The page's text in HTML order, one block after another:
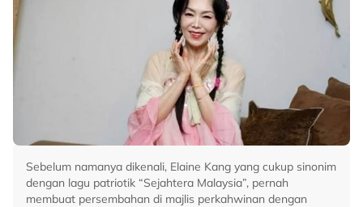
Sebelum namanya dikenali, Elaine Kang yang cukup sinonim
dengan lagu patriotik “Sejahtera Malaysia”, pernah
membuat persembahan di majlis perkahwinan dengan